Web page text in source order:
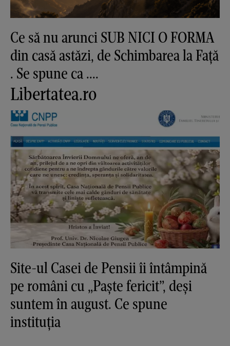
Ce să nu arunci SUB NICI O FORMA
din casă astăzi, de Schimbarea la Față
. Se spune ca ....
Libertatea.ro
Site-ul Casei de Pensii îi întâmpină
pe români cu „Paște fericit”, deși
suntem în august. Ce spune
instituția